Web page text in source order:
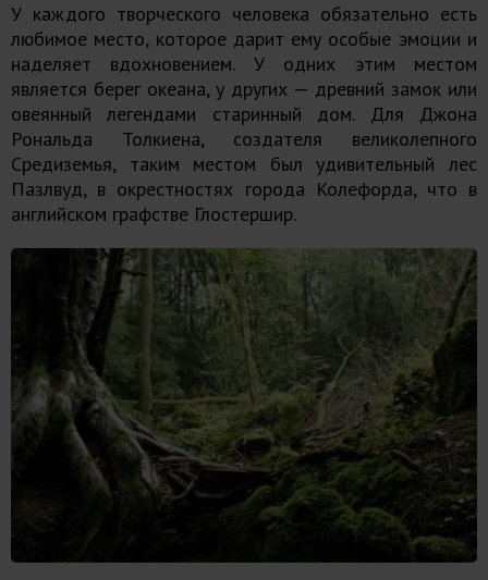
У каждого творческого человека обязательно есть
любимое место, которое дарит ему особые эмоции и
наделяет вдохновением. У одних этим местом
является берег океана, у других — древний замок или
овеянный легендами старинный дом. Для Джона
Рональда Толкиена, создателя великолепного
Средиземья, таким местом был удивительный лес
Пазлвуд, в окрестностях города Колефорда, что в
английском графстве Глостершир.